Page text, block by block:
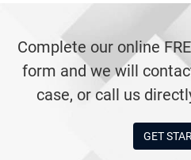
Complete our online
form and we will
case, or call us
GET